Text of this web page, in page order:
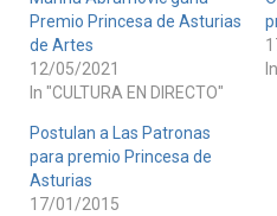
Premio Princesa de Asturias
de Artes
12/05/2021
In "CULTURA EN DIRECTO"
Postulan a Las Patronas
para premio Princesa de
Asturias
17/01/2015